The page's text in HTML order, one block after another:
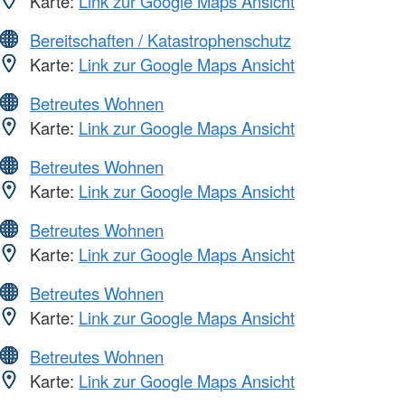
Bereitschaften / Katastrophenschutz
Karte: Link zur Google Maps Ansicht
Betreutes Wohnen
Karte: Link zur Google Maps Ansicht
Betreutes Wohnen
Karte: Link zur Google Maps Ansicht
Betreutes Wohnen
Karte: Link zur Google Maps Ansicht
Betreutes Wohnen
Karte: Link zur Google Maps Ansicht
Betreutes Wohnen
Karte: Link zur Google Maps Ansicht